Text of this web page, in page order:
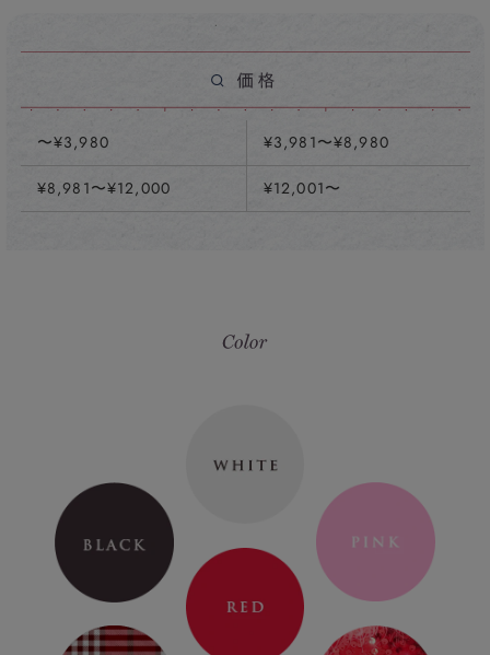
〜¥3,980 ¥3,981〜¥8,980
¥8,981〜¥12,000 ¥12,001〜